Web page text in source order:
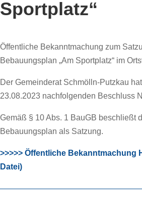
Sportplatz“
Öffentliche Bekanntmachung zum
Bebauungsplan „Am Sportplatz“ im
Der Gemeinderat Schmölln-Putzkau
23.08.2023 nachfolgenden Beschluss
Gemäß § 10 Abs. 1 BauGB beschließt
Bebauungsplan als Satzung.
>>>>> Öffentliche Bekanntmachung
Datei)